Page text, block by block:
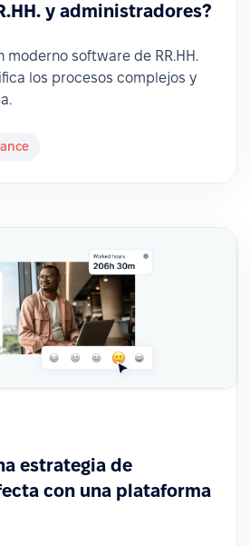
y administradores?
moderno software de RR.HH.
los procesos complejos y
estrategia de
con una plataforma